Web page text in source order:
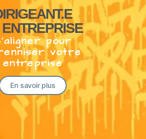
ENTREPRISE
pour
votre
entreprise
En savoir plus